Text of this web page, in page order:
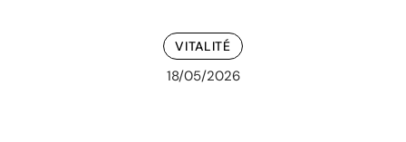
VITALITÉ
18/05/2026